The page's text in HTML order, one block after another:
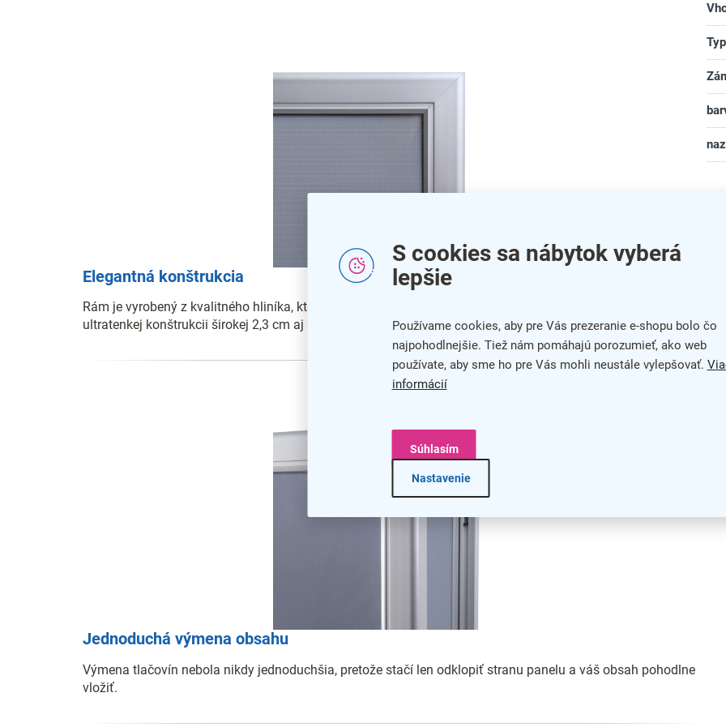
S cookies sa nábytok vyberá
lepšie
Používame cookies, aby pre Vás prezeranie e-shopu bolo čo
najpohodlnejšie. Tiež nám pomáhajú porozumieť, ako web
používate, aby sme ho pre Vás mohli neustále vylepšovať.
informácií
Nastavenie
Súhlasím
Elegantná konštrukcia
Rám je vyrobený z kvalitného hliníka, ktorý je veľmi odolný. Spoľahlivo ochráni prezentovaný obsah a vďaka
ultratenkej konštrukcii širokej 2,3 cm aj dobre vyzerá.
Jednoduchá výmena obsahu
Výmena tlačovín nebola nikdy jednoduchšia, pretože stačí len odklopiť stranu panelu a váš obsah pohodlne
vložiť.